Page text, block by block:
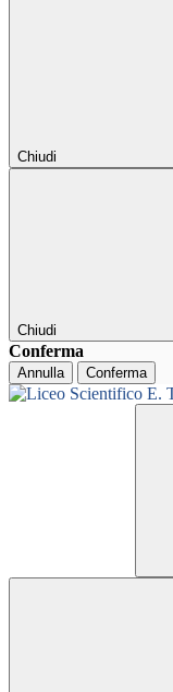
Chiudi
Chiudi
Conferma
Annulla Conferma